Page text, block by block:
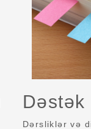
Dəstək
Dərsliklər və